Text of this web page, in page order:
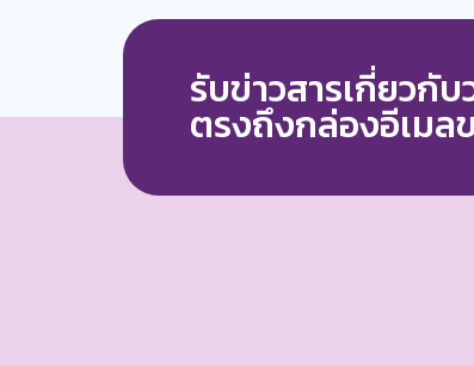
รับข่าวสารเกี่ยวกั
ตรงถึงกล่องอีเม